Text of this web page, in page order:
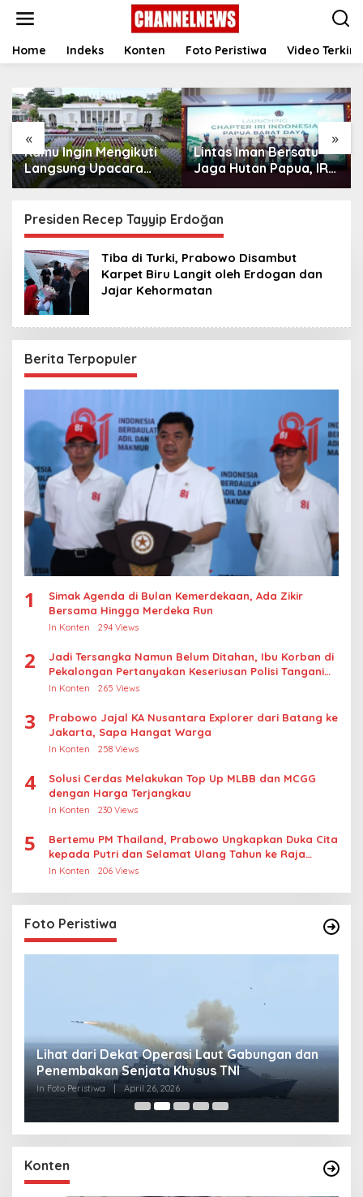
t
Home Indeks Konten Foto Peristiwa Video Terkini
« »
Kamu Ingin Mengikuti
Langsung Upacara
HUT Ke-81
Istana? Ini Link
Pendaftaran Resminya
di Sini
Lintas Iman Bersatu
Jaga Hutan Papua, IRI
Indonesia Resmikan
Daya
Presiden Recep Tayyip Erdoğan
Tiba di Turki, Prabowo Disambut
Karpet Biru Langit oleh Erdogan dan
Jajar Kehormatan
Berita Terpopuler
1
Simak Agenda di Bulan Kemerdekaan, Ada Zikir
Bersama Hingga Merdeka Run
In Konten 294 Views
2
Jadi Tersangka Namun Belum Ditahan, Ibu Korban di
Pekalongan Pertanyakan Keseriusan Polisi Tangani
Kasus Rudapksa Sampai Anaknya Hamil
In Konten 265 Views
3
Prabowo Jajal KA Nusantara Explorer dari Batang ke
Jakarta, Sapa Hangat Warga
In Konten 258 Views
4
Solusi Cerdas Melakukan Top Up MLBB dan MCGG
dengan Harga Terjangkau
In Konten 230 Views
5
Bertemu PM Thailand, Prabowo Ungkapkan Duka Cita
kepada Putri dan Selamat Ulang Tahun ke Raja
Thailand
In Konten 206 Views
Foto Peristiwa
Lihat dari Dekat Operasi Laut Gabungan dan
Penembakan Senjata Khusus TNI
In Foto Peristiwa April 26, 2026
Konten